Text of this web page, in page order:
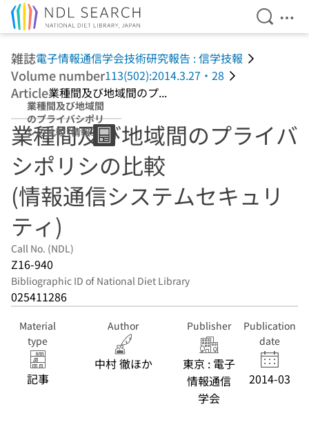
Open
雑誌電子情報通信学会技術研究報告 : 信学技報
Volume number113(502):2014.3.27・28
Article業種間及び地域間のプ...
業種間及び地域間
のプライバシポリ
シの比較 (情報通
信システムセキュ
リティ)
業種間及び地域間のプライバ
シポリシの比較
(情報通信システムセキュリ
ティ)
Call No. (NDL)
Z16-940
Bibliographic ID of National Diet Library
025411286
Material
type
記事
Author
中村 徹ほか
Publisher
東京 : 電子
情報通信
学会
Publication
date
2014-03